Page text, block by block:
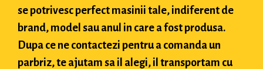
se potrivesc perfect masinii tale, indiferent de
brand, model sau anul in care a fost produsa.
Dupa ce ne contactezi pentru a comanda un
parbriz, te ajutam sa il alegi, il transportam cu